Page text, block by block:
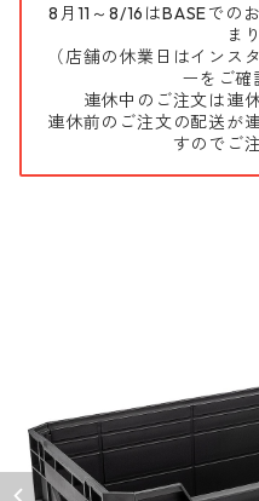
8月11～8/16はBASEでの
ま
（店舗の休業日はインス
ーをご確
連休中のご注文は連
連休前のご注文の配送が
すのでご